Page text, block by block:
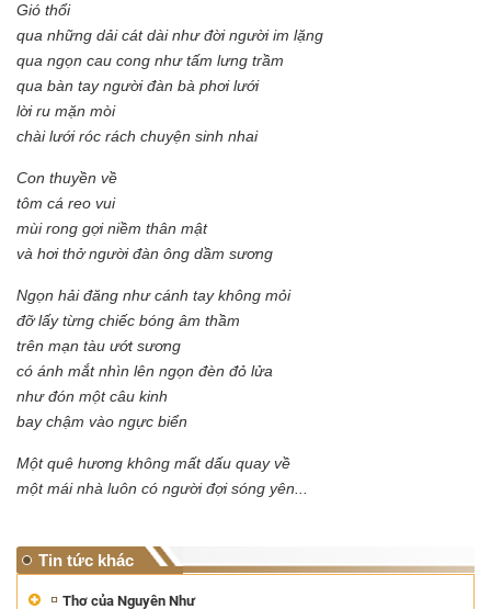
Gió thổi
qua những dải cát dài như đời người im lặng
qua ngọn cau cong như tấm lưng trầm
qua bàn tay người đàn bà phơi lưới
lời ru mặn mòi
chài lưới róc rách chuyện sinh nhai
Con thuyền về
tôm cá reo vui
mùi rong gợi niềm thân mật
và hơi thở người đàn ông dầm sương
Ngọn hải đăng như cánh tay không mỏi
đỡ lấy từng chiếc bóng âm thầm
trên mạn tàu ướt sương
có ánh mắt nhìn lên ngọn đèn đỏ lửa
như đón một câu kinh
bay chậm vào ngực biển
Một quê hương không mất dấu quay về
một mái nhà luôn có người đợi sóng yên...
Tin tức khác
Thơ của Nguyên Như